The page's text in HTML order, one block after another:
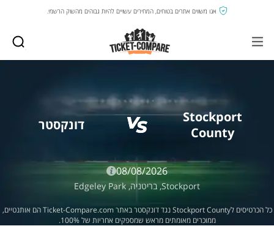
אנו משווים אתרים בטוחים, המחירים עשויים להיות גבוהים מהשוק הרשמי.
Stockport
County
דונקסטר
08/08/2026
Stockport, בריטניה, Edgeley Park
כל הכרטיסים לStockport County נגד דונקסטר באתר Ticket-Compare.com הם אותנטיים,
ממוכרים מאומתים מראש שמספקים אחריות של 100%.